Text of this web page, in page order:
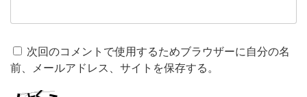
次回のコメントで使用するためブラウザーに自分の名
前、メールアドレス、サイトを保存する。